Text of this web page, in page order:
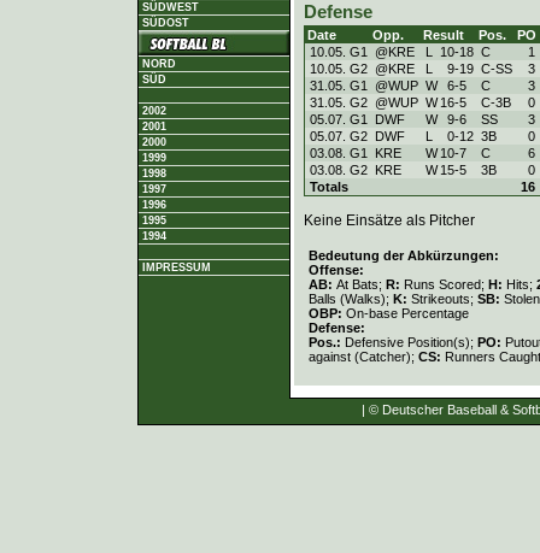
SÜDWEST
SÜDOST
NORD
SÜD
2002
2001
2000
1999
1998
1997
1996
1995
1994
IMPRESSUM
Defense
Date Opp. Result Pos.
PO
10.05. G1
@KRE L 10-18 C
1
10.05. G2 @KRE L 9-19 C-SS
3
31.05. G1
@WUP W 6-5 C
3
31.05. G2 @WUP W 16-5 C-3B
0
05.07. G1
DWF W 9-6 SS
3
05.07. G2 DWF L 0-12 3B
0
03.08. G1
KRE W 10-7 C
6
03.08. G2 KRE W 15-5 3B
0
Totals
16
Keine Einsätze als Pitcher
Bedeutung der Abkürzungen:
Offense:
AB: At Bats; R: Runs Scored; H: Hits;
Balls (Walks); K: Strikeouts; SB:
OBP: On-base Percentage
Defense:
Pos.: Defensive Position(s); PO:
against (Catcher); CS: Runners
| © Deutscher Baseball &